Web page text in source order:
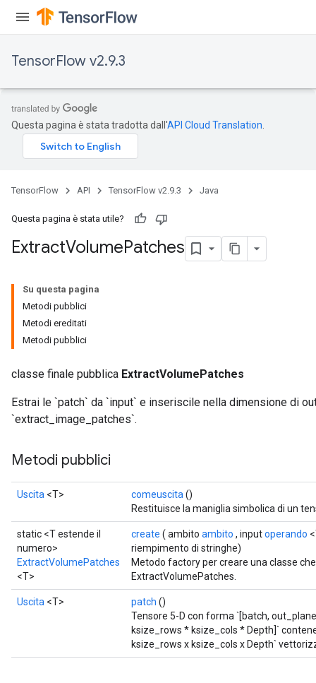
TensorFlow v2.9.3
Questa pagina è stata tradotta dall'API Cloud Translation
TensorFlow API TensorFlow v2.9.3 Java
Questa pagina è stata utile?
ExtractVolumePatches
Su questa pagina
Metodi pubblici
Metodi ereditati
Metodi pubblici
classe finale pubblica ExtractVolumePatches
Estrai le `patch` da `input` e inseriscile nella dimensione di
`extract_image_patches`.
Metodi pubblici
Uscita <T> comeuscita ()
Restituisce la maniglia simbolica di un
static <T estende il
numero>
ExtractVolumePatches
<T>
create ( ambito ambito , inputoperando
riempimento di stringhe)
Metodo factory per creare una classe
ExtractVolumePatches.
Uscita <T> patch ()
Tensore 5-D con forma `[batch,
ksize_rows * ksize_cols * Depth]`
ksize_rows x ksize_cols x Depth`